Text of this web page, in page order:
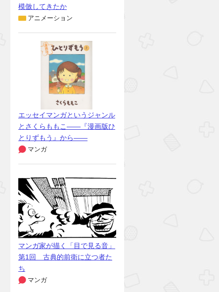
模倣してきたか
アニメーション
エッセイマンガというジャンル
とさくらももこ――『漫画版ひ
とりずもう』から――
マンガ
マンガ家が描く「目で見る音」
第1回 古典的前衛に立つ者た
ち
マンガ